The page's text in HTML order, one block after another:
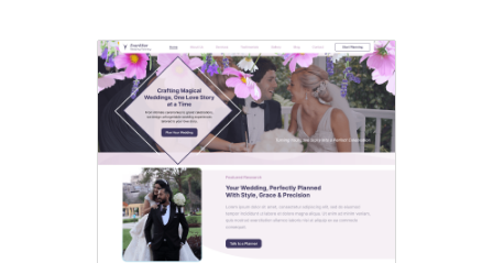
Variações
de
estilo